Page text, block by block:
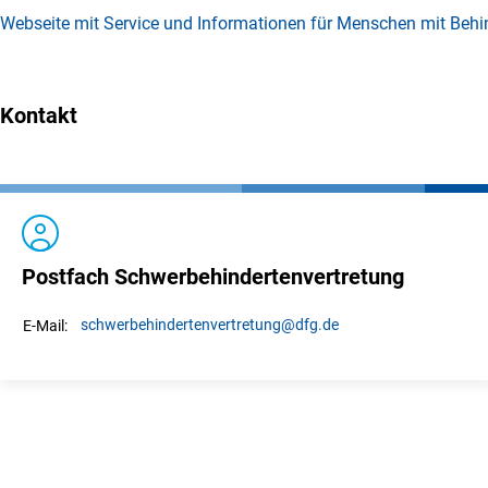
Webseite mit Service und Informationen für Menschen mit
Kontakt
Postfach Schwerbehindertenvertretung
E-Mail: schwerbehindertenvertretung@dfg.de